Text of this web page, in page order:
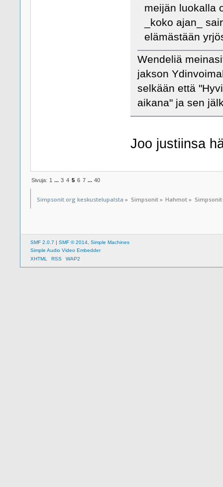
meijän luokalla
_koko ajan_
elämästään
Wendeliä
jakson
selkään että
aikana" ja sen
Joo justiinsa
Sivuja: 1 ... 3 4 5 6 7 ... 40
Simpsonit.org keskustelupalsta » Simpsonit» Hahmot »
SMF 2.0.7 SMF © 2014, Simple Machines
Simple Audio Video Embedder
XHTML
RSS WAP2